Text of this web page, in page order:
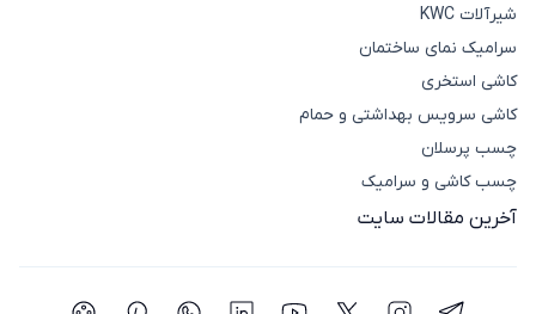
شیرآلات KWC
سرامیک نمای ساختمان
کاشی استخری
کاشی سرویس بهداشتی و حمام
چسب پرسلان
چسب کاشی و سرامیک
آخرین مقالات سایت